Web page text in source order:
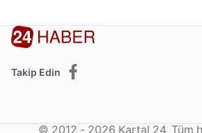
Takip Edin
© 2012 - 2026 Kartal 24. Tüm